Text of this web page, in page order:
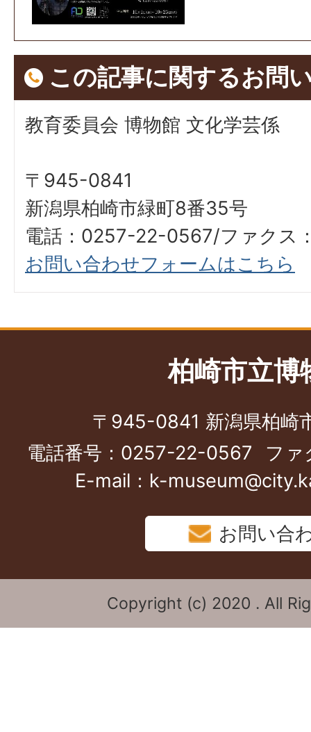
この記事に関するお問
教育委員会 博物館 文化学芸係
〒945-0841
新潟県柏崎市緑町8番35号
電話：0257-22-0567/ファクス
お問い合わせフォームはこちら
柏崎市立博
〒945-0841 新潟県柏崎
電話番号：0257-22-0567
フ
E-mail：k-
お問い合
Copyright (c) 2020 . All